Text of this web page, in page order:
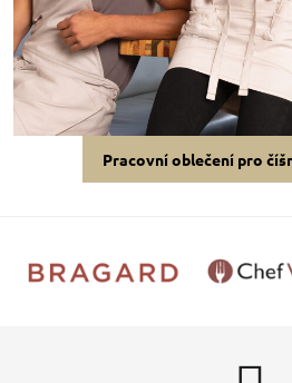
Pracovní oblečení pro